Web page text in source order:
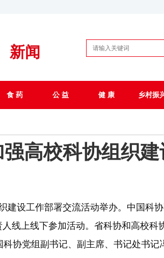
新闻
食 药 公 益 健 康 乡村振
高校科协组织
设工作部署交流活动举办。中国科
线上线下参加活动。省科协和高校
协党组副书记、副主席、书记处书记